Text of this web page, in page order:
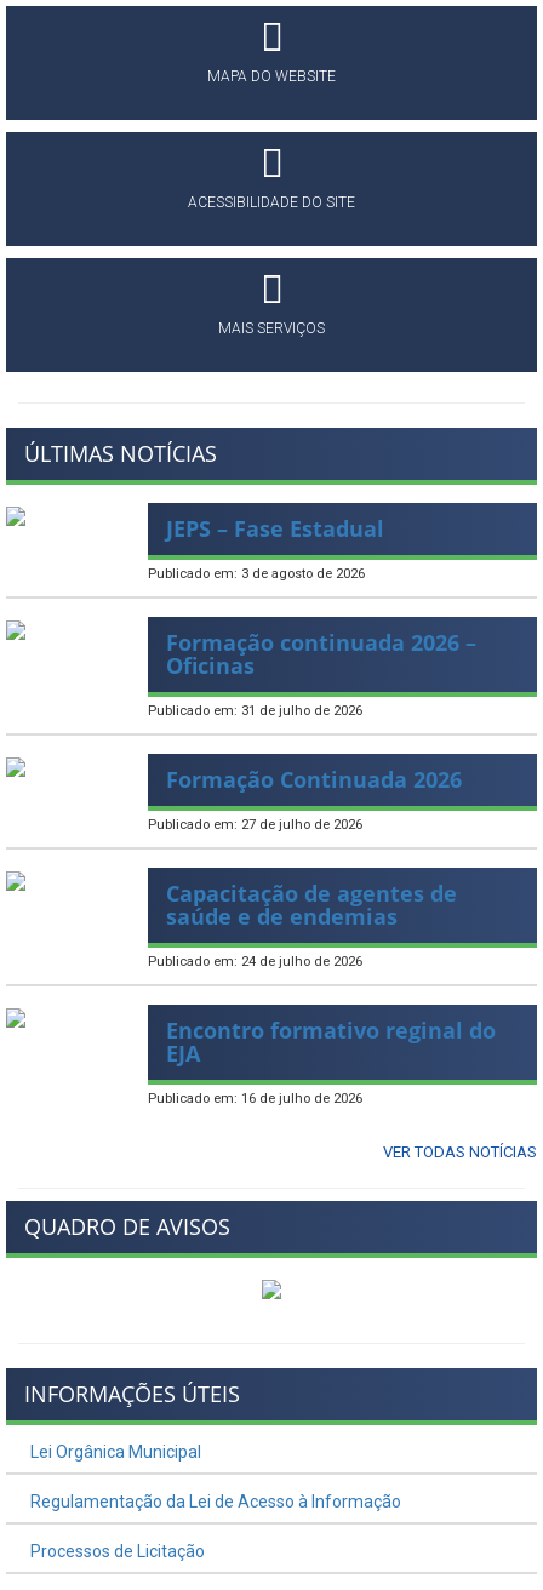
MAPA DO WEBSITE
ACESSIBILIDADE DO SITE
MAIS SERVIÇOS
ÚLTIMAS NOTÍCIAS
JEPS – Fase Estadual
Publicado em: 3 de agosto de 2026
Formação continuada 2026 –
Oficinas
Publicado em: 31 de julho de 2026
Formação Continuada 2026
Publicado em: 27 de julho de 2026
Capacitação de agentes de
saúde e de endemias
Publicado em: 24 de julho de 2026
Encontro formativo reginal do
EJA
Publicado em: 16 de julho de 2026
VER TODAS NOTÍCIAS
QUADRO DE AVISOS
INFORMAÇÕES ÚTEIS
Lei Orgânica Municipal
Regulamentação da Lei de Acesso à Informação
Processos de Licitação